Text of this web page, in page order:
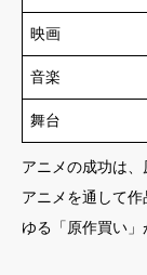
映画
音楽
舞台
アニメの成功は、
アニメを通して
ゆる「原作買い」